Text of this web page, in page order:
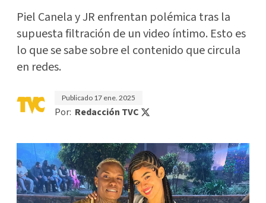
Piel Canela y JR enfrentan polémica tras la
supuesta filtración de un video íntimo. Esto es
lo que se sabe sobre el contenido que circula
en redes.
Publicado 17 ene. 2025
Por: Redacción TVC